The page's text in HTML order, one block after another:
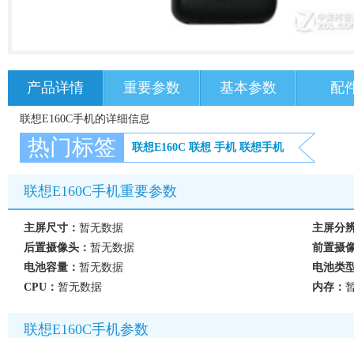
产品详情 重要参数 基本参数 配
联想E160C手机的详细信息
热门标签 联想E160C 联想 手机 联想手机
联想E160C手机重要参数
主屏尺寸： 暂无数据
主屏分
后置摄像头： 暂无数据
前置摄
电池容量： 暂无数据
电池类
CPU： 暂无数据 内存：
联想E160C手机参数